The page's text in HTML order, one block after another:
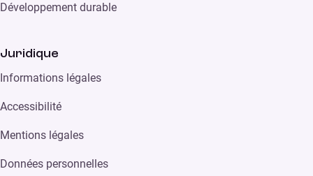
Développement durable
Juridique
Informations légales
Accessibilité
Mentions légales
Données personnelles